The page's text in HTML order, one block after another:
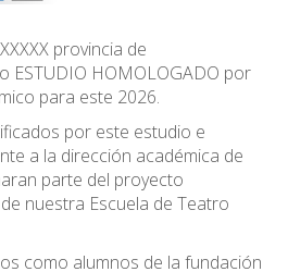
provincia de
ESTUDIO HOMOLOGADO por
para este 2026.
por este estudio e
a la dirección académica de
parte del proyecto
nuestra Escuela de Teatro
como alumnos de la fundación